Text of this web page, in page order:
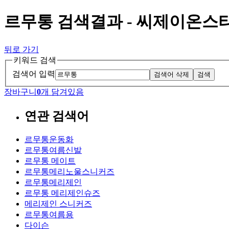
르무통 검색결과 - 씨제이온스
뒤로 가기
키워드 검색
검색어 입력
검색어 삭제 검색
장바구니 0개 담겨있음
연관 검색어
르무통운동화
르무통여름신발
르무통 메이트
르무통메리노울스니커즈
르무통메리제인
르무통 메리제인슈즈
메리제인 스니커즈
르무통여름용
다이슨